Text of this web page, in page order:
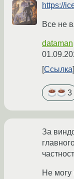
https://
Все не
dataman
Ссылка
3
За
Не могу